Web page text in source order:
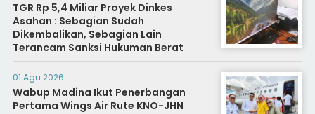
TGR Rp 5,4 Miliar Proyek Dinkes
Asahan : Sebagian Sudah
Dikembalikan, Sebagian Lain
Terancam Sanksi Hukuman Berat
01 Agu 2026
Wabup Madina Ikut Penerbangan
Pertama Wings Air Rute KNO-JHN